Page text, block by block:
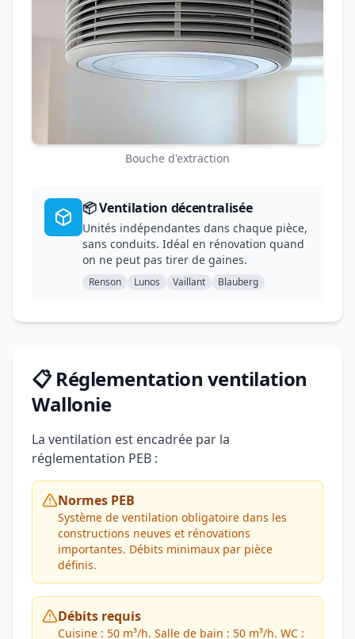
Bouche d'extraction
📦 Ventilation décentralisée
Unités indépendantes dans chaque pièce,
sans conduits. Idéal en rénovation quand
on ne peut pas tirer de gaines.
Renson Lunos Vaillant Blauberg
📋 Réglementation ventilation
Wallonie
La ventilation est encadrée par la
réglementation PEB :
Normes PEB
Système de ventilation obligatoire dans les
constructions neuves et rénovations
importantes. Débits minimaux par pièce
définis.
Débits requis
Cuisine : 50 m³/h. Salle de bain : 50 m³/h. WC :